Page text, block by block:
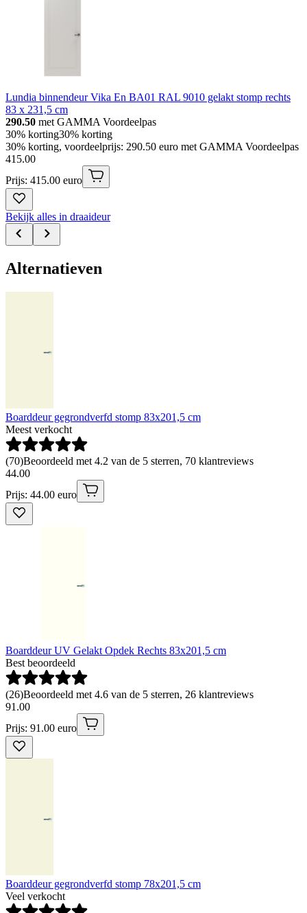
Lundia binnendeur Vika En BA01 RAL 9010 gelakt stomp rechts
83 x 231,5 cm
290.50 met GAMMA Voordeelpas
30% korting30% korting
30% korting, voordeelprijs: 290.50 euro met GAMMA Voordeelpas
415.00
Prijs: 415.00 euro
Bekijk alles in draaideur
Alternatieven
Boarddeur gegrondverfd stomp 83x201,5 cm
Meest verkocht
(70)Beoordeeld met 4.2 van de 5 sterren, 70 klantreviews
44.00
Prijs: 44.00 euro
Boarddeur UV Gelakt Opdek Rechts 83x201,5 cm
Best beoordeeld
(26)Beoordeeld met 4.6 van de 5 sterren, 26 klantreviews
91 .00
Prijs: 91.00 euro
Boarddeur gegrondverfd stomp 78x201,5 cm
Veel verkocht